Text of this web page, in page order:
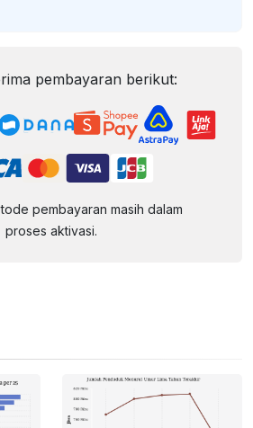
pembayaran berikut:
pembayaran masih dalam
proses aktivasi.